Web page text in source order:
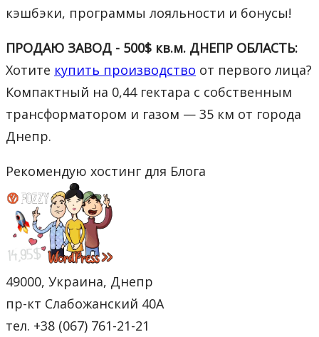
кэшбэки, программы лояльности и бонусы!
ПРОДАЮ ЗАВОД - 500$ кв.м. ДНЕПР ОБЛАСТЬ:
Хотите купить производство от первого лица?
Компактный на 0,44 гектара с собственным
трансформатором и газом — 35 км от города
Днепр.
Рекомендую хостинг для Блога
49000, Украина, Днепр
пр-кт Слабожанский 40А
тел. +38 (067) 761-21-21